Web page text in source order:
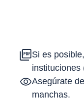
Si es
instituciones
Asegúrate
manchas.